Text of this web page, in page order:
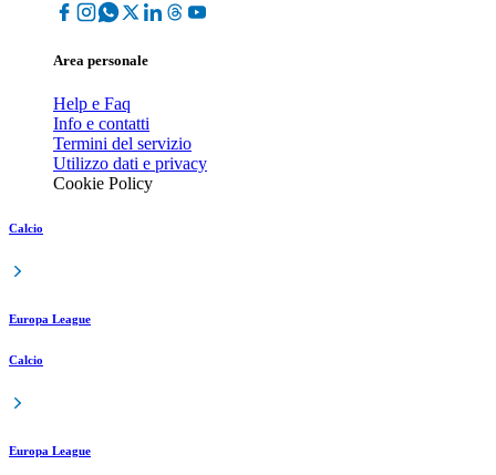
Area personale
Help e Faq
Info e contatti
Termini del servizio
Utilizzo dati e privacy
Cookie Policy
Calcio
Europa League
Calcio
Europa League